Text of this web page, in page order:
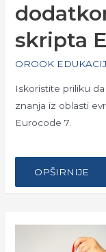
skripta
OROOK
Iskoristite priliku
znanja iz oblasti
Eurocode 7.
…
EVROKOD
4
I
EVROKOD
OPŠIRNIJE